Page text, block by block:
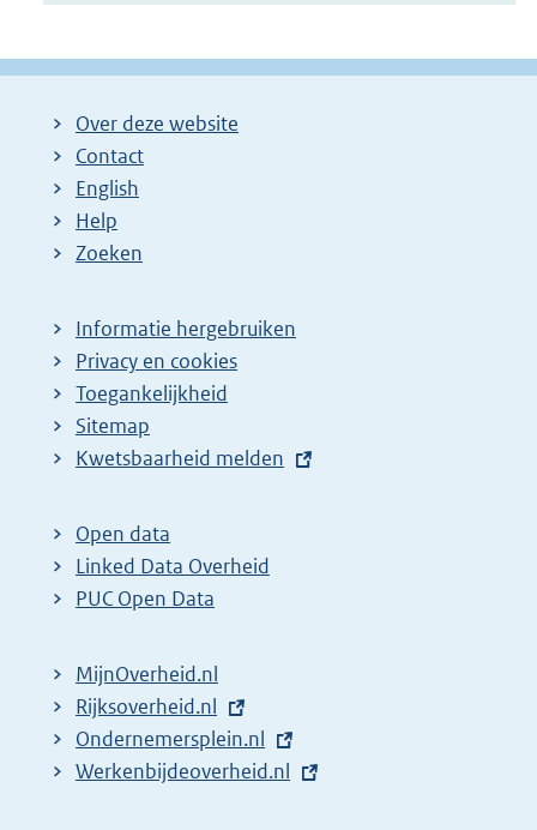
Over deze website
Contact
English
Help
Zoeken
Informatie hergebruiken
Privacy en cookies
Toegankelijkheid
Sitemap
E
t
e
r
l
i
n
k
Kwetsbaarheid melden
Open data
Linked Data Overheid
PUC Open Data
MijnOverheid.nl
E
x
t
Rijksoverheid.nl
E
x
Ondernemersplein.nl
E
Werkenbijdeoverheid.nl